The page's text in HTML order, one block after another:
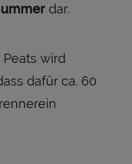
dar.
wird
dafür ca. 60